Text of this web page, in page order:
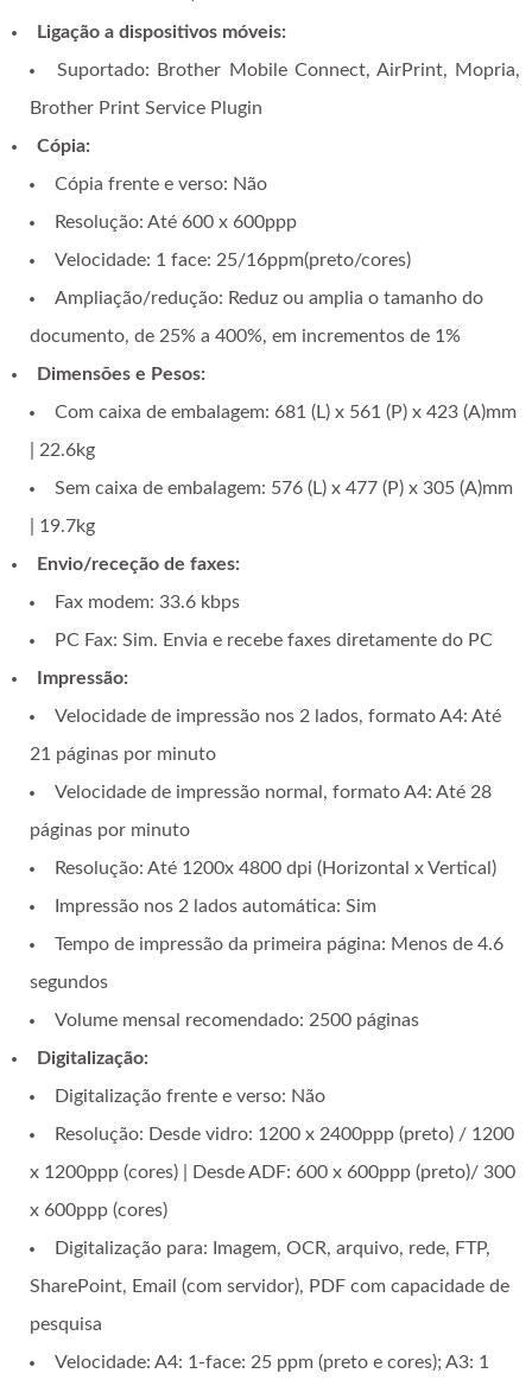
Ligação a dispositivos móveis:
Suportado: Brother Mobile Connect, AirPrint, Mopria,
Brother Print Service Plugin
Cópia:
Cópia frente e verso: Não
Resolução: Até 600 x 600ppp
Velocidade: 1 face: 25/16ppm(preto/cores)
Ampliação/redução: Reduz ou amplia o tamanho do
documento, de 25% a 400%, em incrementos de 1%
Dimensões e Pesos:
Com caixa de embalagem: 681 (L) x 561 (P) x 423 (A)mm
| 22.6kg
Sem caixa de embalagem: 576 (L) x 477 (P) x 305 (A)mm
| 19.7kg
Envio/receção de faxes:
Fax modem: 33.6 kbps
PC Fax: Sim. Envia e recebe faxes diretamente do PC
Impressão:
Velocidade de impressão nos 2 lados, formato A4: Até
21 páginas por minuto
Velocidade de impressão normal, formato A4: Até 28
páginas por minuto
Resolução: Até 1200x 4800 dpi (Horizontal x Vertical)
Impressão nos 2 lados automática: Sim
Tempo de impressão da primeira página: Menos de 4.6
segundos
Volume mensal recomendado: 2500 páginas
Digitalização:
Digitalização frente e verso: Não
Resolução: Desde vidro: 1200 x 2400ppp (preto) / 1200
x 1200ppp (cores) | Desde ADF: 600 x 600ppp (preto)/ 300
x 600ppp (cores)
Digitalização para: Imagem, OCR, arquivo, rede, FTP,
SharePoint, Email (com servidor), PDF com capacidade de
pesquisa
Velocidade: A4: 1-face: 25 ppm (preto e cores); A3: 1